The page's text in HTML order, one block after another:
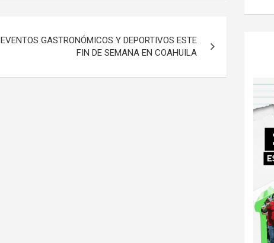
EVENTOS GASTRONÓMICOS Y DEPORTIVOS ESTE
FIN DE SEMANA EN COAHUILA